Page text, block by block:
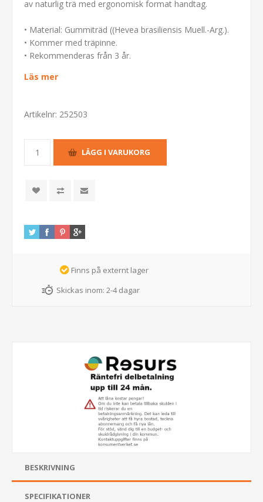
av naturlig trä med ergonomisk format handtag.
• Material: Gummiträd ((Hevea brasiliensis Muell.-Arg.).
• Kommer med träpinne.
• Rekommenderas från 3 år.
Läs mer
Artikelnr: 252503
Finns på externt lager
Skickas inom: 2-4 dagar
BESKRIVNING
SPECIFIKATIONER